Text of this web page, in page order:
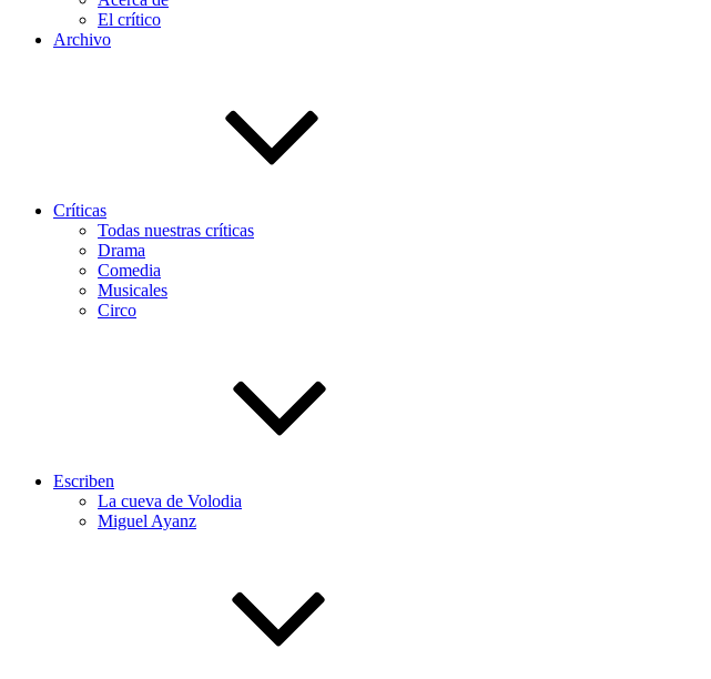
El crítico
Archivo
Críticas
Todas nuestras críticas
Drama
Comedia
Musicales
Circo
Escriben
La cueva de Volodia
Miguel Ayanz